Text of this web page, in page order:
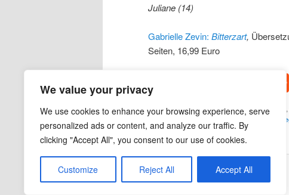
We value your privacy
We use cookies to enhance your browsing experience, serve
personalized ads or content, and analyze our traffic. By
clicking "Accept All", you consent to our use of cookies.
Customize Reject All Accept All
Juliane (14)
Gabrielle Zevin: Bitterzart,
Seiten, 16,99 Euro
LinkedIn
Veröffentlicht unterDystopie, Jugendbuch ,
Gabrielle Zevin, Geburtsrecht